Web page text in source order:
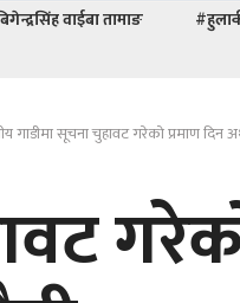
वाईबा तामाङ
गाडीमा सूचना चुहावट गरेको प्रमाण दिन